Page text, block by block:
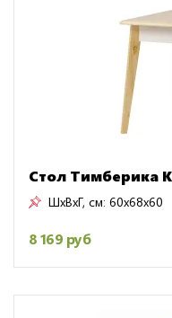
Стол Тимберика
ШxВxГ, см: 60x68x60
8 169 руб